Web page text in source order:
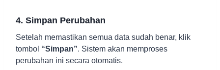
4. Simpan Perubahan
Setelah memastikan semua data sudah benar, klik
tombol “Simpan”. Sistem akan memproses
perubahan ini secara otomatis.